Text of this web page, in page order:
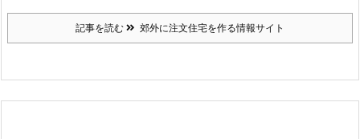
記事を読む 郊外に注文住宅を作る情報サイト